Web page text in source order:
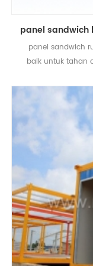
panel sandwich
baik untuk tahan